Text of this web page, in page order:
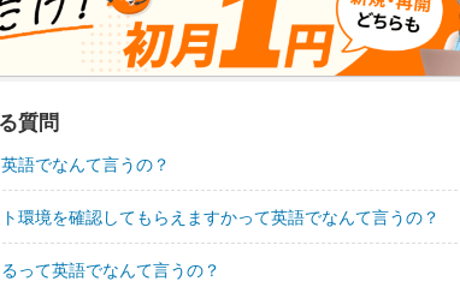
質問
語でなんて言うの？
環境を確認してもらえますかって英語でなんて言うの？
って英語でなんて言うの？